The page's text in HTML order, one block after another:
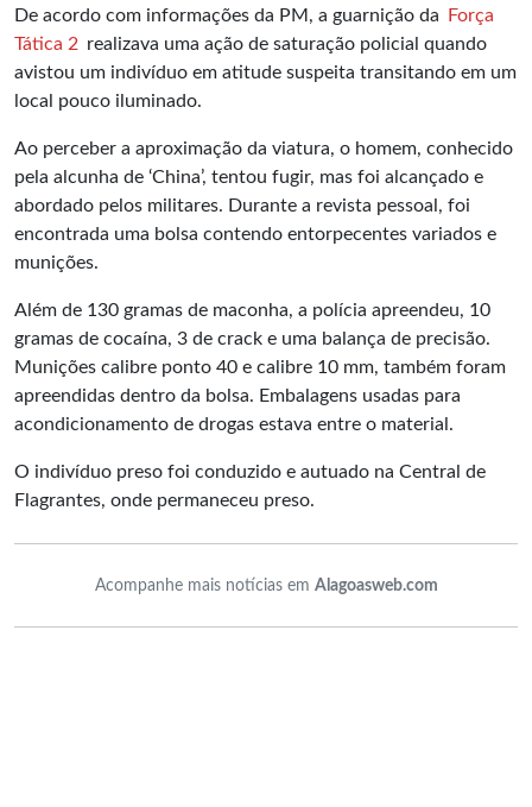
De acordo com informações da PM, a guarnição da
Força
Tática 2 realizava uma ação de saturação policial quando
avistou um indivíduo em atitude suspeita transitando em um
local pouco iluminado.
Ao perceber a aproximação da viatura, o homem, conhecido
pela alcunha de ‘China’, tentou fugir, mas foi alcançado e
abordado pelos militares. Durante a revista pessoal, foi
encontrada uma bolsa contendo entorpecentes variados e
munições.
Além de 130 gramas de maconha, a polícia apreendeu, 10
gramas de cocaína, 3 de crack e uma balança de precisão.
Munições calibre ponto 40 e calibre 10 mm, também foram
apreendidas dentro da bolsa. Embalagens usadas para
acondicionamento de drogas estava entre o material.
O indivíduo preso foi conduzido e autuado na Central de
Flagrantes, onde permaneceu preso.
Acompanhe mais notícias em Alagoasweb.com